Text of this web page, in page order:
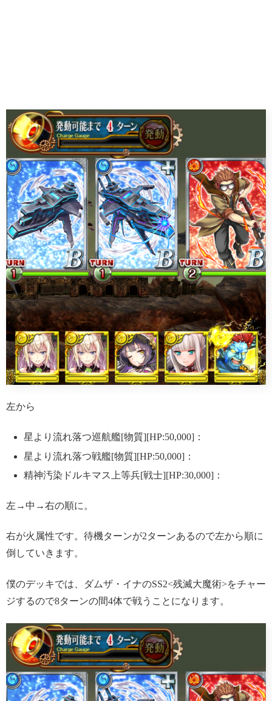
左から
星より流れ落つ巡航艦[物質][HP:50,000]：
星より流れ落つ戦艦[物質][HP:50,000]：
精神汚染ドルキマス上等兵[戦士][HP:30,000]：
左→中→右の順に。
右が火属性です。待機ターンが2ターンあるので左から順に
倒していきます。
僕のデッキでは、ダムザ・イナのSS2<残滅大魔術>をチャー
ジするので8ターンの間4体で戦うことになります。